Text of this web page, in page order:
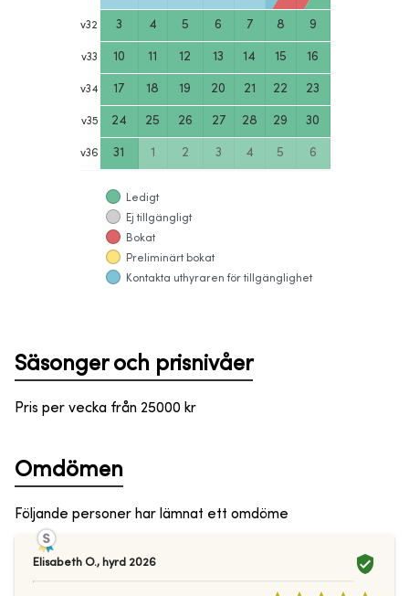
v32 3 4 5 6 7 8 9
v33 10 11 12 13 14 15 16
v34 17 18 19 20 21 22 23
v35 24 25 26 27 28 29 30
v36 31 1 2 3 4 5 6
Ledigt
Ej tillgängligt
Bokat
Preliminärt bokat
Kontakta uthyraren för tillgänglighet
Säsonger och prisnivåer
Pris per vecka från 25000 kr
Omdömen
Följande personer har lämnat ett omdöme
Elisabeth O., hyrd 2026